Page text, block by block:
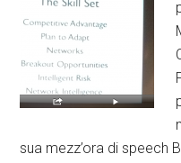
sua mezz’ora di speech